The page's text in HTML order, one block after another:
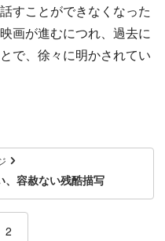
すことができなくなった
画が進むにつれ、過去に
で、徐々に明かされてい
、容赦ない残酷描写
2